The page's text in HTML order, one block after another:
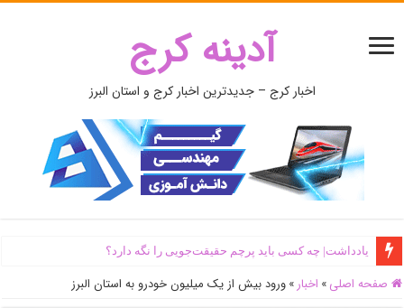
آدینه کرج
اخبار کرج – جدیدترین اخبار کرج و استان البرز
یادداشت| ‌چه کسی باید پرچم حقیقت‌جویی را نگه دارد؟
صفحه اصلی » اخبار » ورود بیش از یک میلیون خودرو به استان البرز